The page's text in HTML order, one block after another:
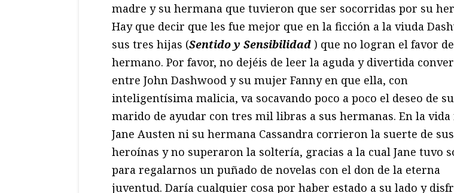
madre y su hermana que tuvieron que ser socorridas por su
Hay que decir que les fue mejor que en la ficción a la viuda
sus tres hijas (Sentido y Sensibilidad ) que no logran el favor
hermano. Por favor, no dejéis de leer la aguda y divertida
entre John Dashwood y su mujer Fanny en que ella, con
inteligentísima malicia, va socavando poco a poco el deseo de su
marido de ayudar con tres mil libras a sus hermanas. En la
Jane Austen ni su hermana Cassandra corrieron la suerte de sus
heroínas y no superaron la soltería, gracias a la cual Jane tuvo
para regalarnos un puñado de novelas con el don de la eterna
juventud. Daría cualquier cosa por haber estado a su lado y